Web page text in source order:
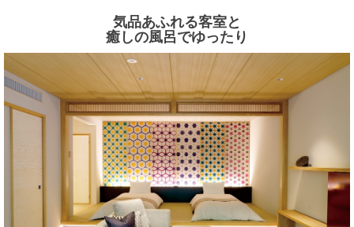
気品あふれる客室と
癒しの風呂でゆったり